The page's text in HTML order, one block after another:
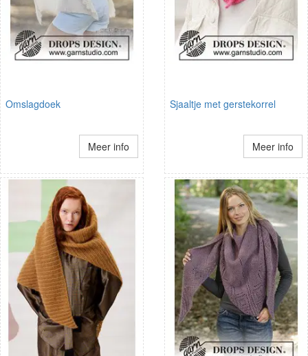
Omslagdoek
Meer info
Sjaaltje met gerstekorrel
Meer info